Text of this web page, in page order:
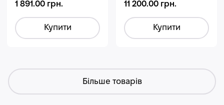
1 891.00 грн.
Купити
11 200.00 грн.
Купити
Більше товарів